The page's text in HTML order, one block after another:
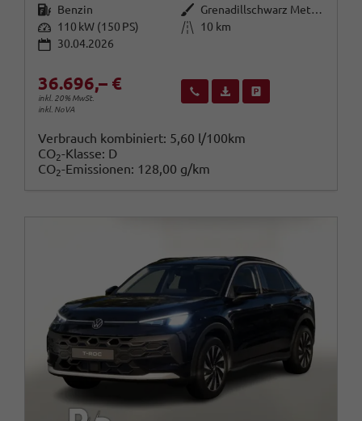
Kraftstoff Benzin Außenfarbe
Grenadillschwarz Metallic
Leistung 110 kW (150 PS) Kilometerstand
10 km
30.04.2026
36.696,– €
inkl. 20% MwSt.
inkl. NoVA
Wir rufen Sie anFahrzeugexposé (PDF)
Verbrauch kombiniert: 5,60 l/100km
CO2-Klasse: D
CO2-Emissionen: 128,00 g/km